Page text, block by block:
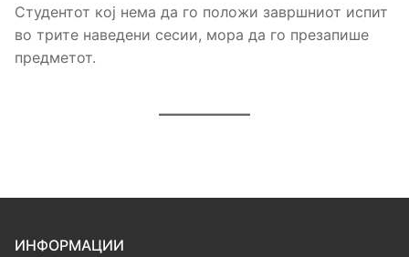
Студентот кој нема да го положи завршниот испит
во трите наведени сесии, мора да го презапише
предметот.
ИНФОРМАЦИИ